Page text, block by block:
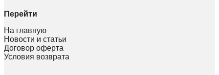
Перейти
На главную
Новости и статьи
Договор оферта
Условия возврата